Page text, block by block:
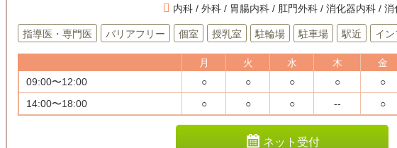
内科 / 外科 / 胃腸内科 / 肛門外科 / 消化器内科 / 消
指導医・専門医 バリアフリー 個室 授乳室 駐輪場 駐車場 駅近 イ
月 火 水 木 金
09:00〜12:00
○ ○ ○ ○ ○
14:00〜18:00
○ ○ ○ -- ○
ネット受付